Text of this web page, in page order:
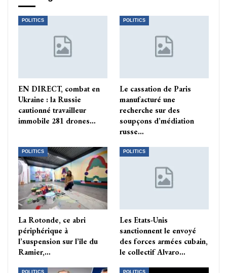
POLITICS
EN DIRECT, combat en
Ukraine : la Russie
cautionné travailleur
immobile 281 drones…
POLITICS
Le cassation de Paris
manufacturé une
recherche sur des
soupçons d’médiation
russe…
POLITICS
La Rotonde, ce abri
périphérique à
l’suspension sur l’île du
Ramier,…
POLITICS
Les Etats-Unis
sanctionnent le envoyé
des forces armées cubain,
le collectif Alvaro…
POLITICS POLITICS